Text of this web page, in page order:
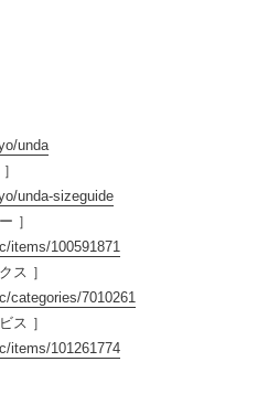
unda
unda-sizeguide
］
items/100591871
ス ］
categories/7010261
ス ］
items/101261774